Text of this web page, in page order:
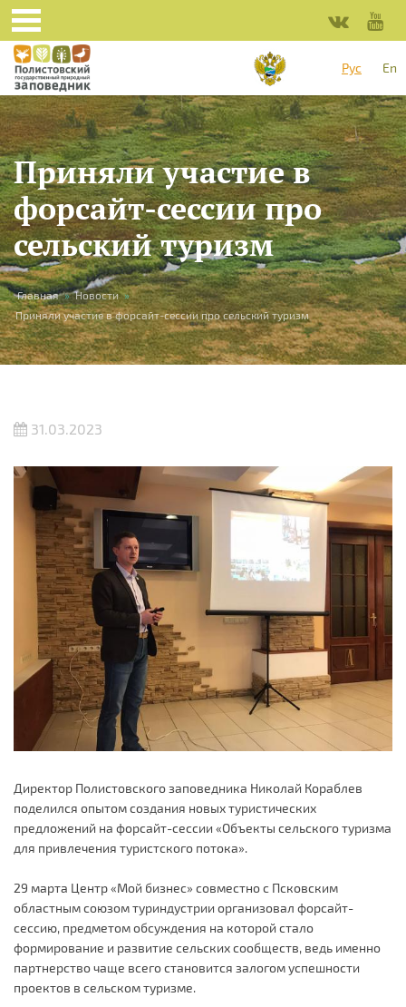
Перейти к основному содержанию
Рус
En
Приняли участие в
форсайт-сессии про
сельский туризм
Вы здесь
Главная » Новости »
Приняли участие в форсайт-сессии про сельский туризм
31.03.2023
Директор Полистовского заповедника Николай Кораблев
поделился опытом создания новых туристических
предложений на форсайт-сессии «Объекты сельского туризма
для привлечения туристского потока».
29 марта Центр «Мой бизнес» совместно с Псковским
областным союзом туриндустрии организовал форсайт-
сессию, предметом обсуждения на которой стало
формирование и развитие сельских сообществ, ведь именно
партнерство чаще всего становится залогом успешности
проектов в сельском туризме.